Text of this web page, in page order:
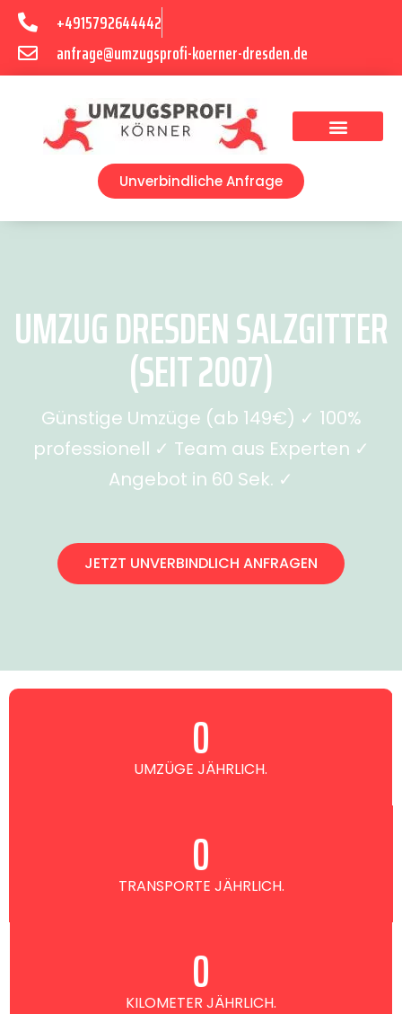
+4915792644442
anfrage@umzugsprofi-koerner-dresden.de
Unverbindliche Anfrage
UMZUG DRESDEN SALZGITTER
(SEIT 2007)
Günstige Umzüge (ab 149€) ✓ 100%
professionell ✓ Team aus Experten ✓
Angebot in 60 Sek. ✓
JETZT UNVERBINDLICH ANFRAGEN
UMZÜGE JÄHRLICH.
0
TRANSPORTE JÄHRLICH.
0
KILOMETER JÄHRLICH.
0